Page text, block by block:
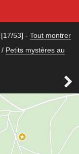
[17/53] - Tout montrer
/ Petits mystères au
